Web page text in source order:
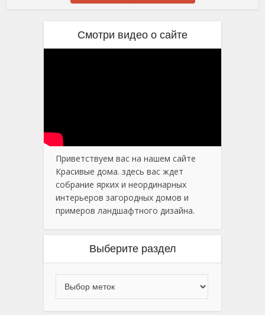
Смотри видео о сайте
Приветствуем вас на нашем сайте
Красивые дома. здесь вас ждет
собрание ярких и неординарных
интерьеров загородных домов и
примеров ландшафтного дизайна.
Выберите раздел